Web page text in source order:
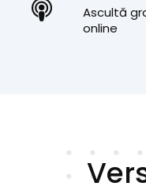
Ascultă
online